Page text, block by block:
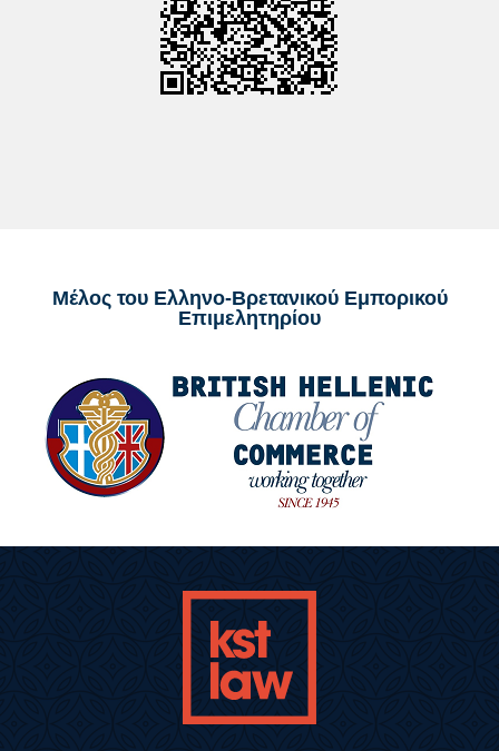
Μέλος του Ελληνο-Βρετανικού Εμπορικού
Επιμελητηρίου